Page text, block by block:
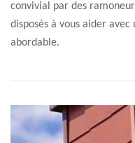
convivial par des
disposés à vous aider
abordable.